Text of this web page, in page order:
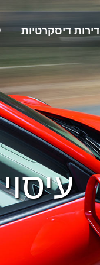
דירות דיסקרטיות